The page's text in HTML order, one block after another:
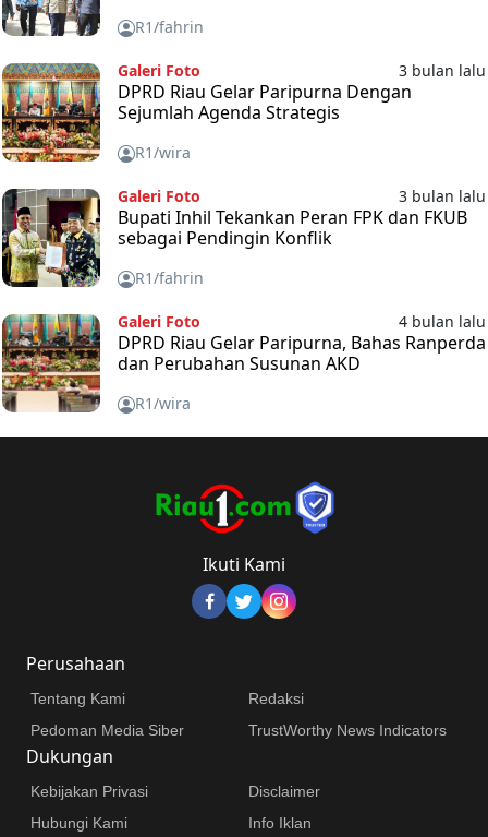
R1/fahrin
Galeri Foto 3 bulan lalu
DPRD Riau Gelar Paripurna Dengan
Sejumlah Agenda Strategis
R1/wira
Galeri Foto 3 bulan lalu
Bupati Inhil Tekankan Peran FPK dan FKUB
sebagai Pendingin Konflik
R1/fahrin
Galeri Foto 4 bulan lalu
DPRD Riau Gelar Paripurna, Bahas Ranperda
dan Perubahan Susunan AKD
R1/wira
Ikuti Kami
Perusahaan
Tentang Kami
Redaksi
Pedoman Media Siber
TrustWorthy News Indicators
Dukungan
Kebijakan Privasi
Disclaimer
Hubungi Kami
Info Iklan